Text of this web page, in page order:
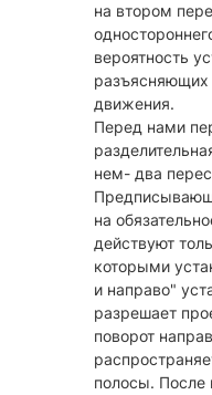
на втором
вероятность
движения.
Перед нами
нем- два
на
действуют
которыми
и направо"
разрешает
поворот
полосы. После